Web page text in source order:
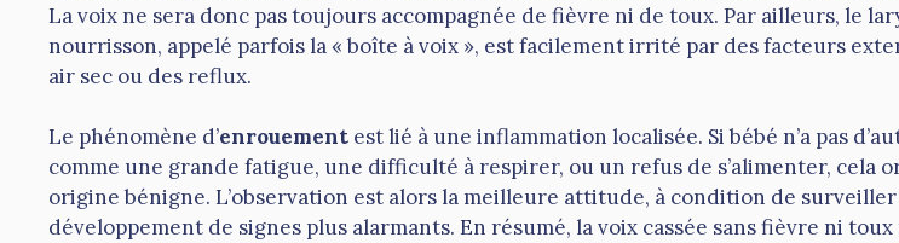
La voix ne sera donc pas toujours accompagnée de fièvre ni de toux. Par ailleurs, le
nourrisson, appelé parfois la « boîte à voix », est facilement irrité par des facteurs
air sec ou des reflux.
Le phénomène d’enrouement est lié à une inflammation localisée. Si bébé n’a pas
comme une grande fatigue, une difficulté à respirer, ou un refus de s’alimenter, cela
origine bénigne. L’observation est alors la meilleure attitude, à condition de
développement de signes plus alarmants. En résumé, la voix cassée sans fièvre ni